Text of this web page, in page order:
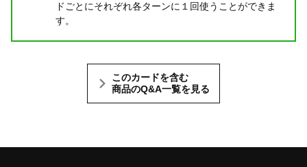
ドごとにそれぞれ各ターンに１回使うことができま
す。
このカードを含む
商品のQ&A一覧を見る